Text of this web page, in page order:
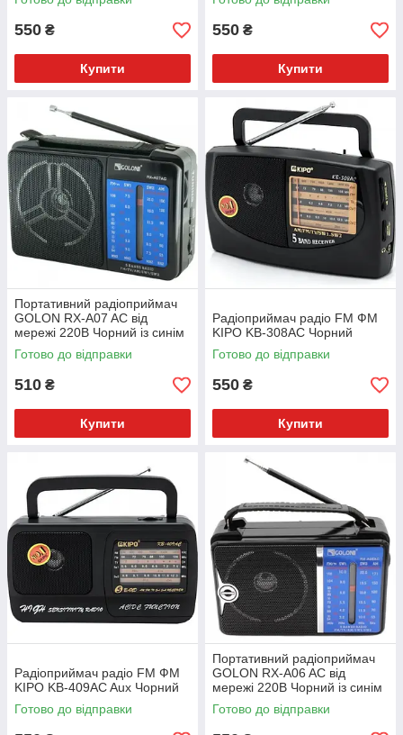
550 ₴
Купити
550 ₴
Купити
Портативний радіоприймач
GOLON RX-A07 AC від
мережі 220В Чорний із синім
Готово до відправки
510 ₴
Купити
Радіоприймач радіо FM ФМ
KIPO KB-308AC Чорний
Готово до відправки
550 ₴
Купити
Радіоприймач радіо FM ФМ
KIPO KB-409AC Aux Чорний
Готово до відправки
Портативний радіоприймач
GOLON RX-A06 AC від
мережі 220В Чорний із синім
Готово до відправки